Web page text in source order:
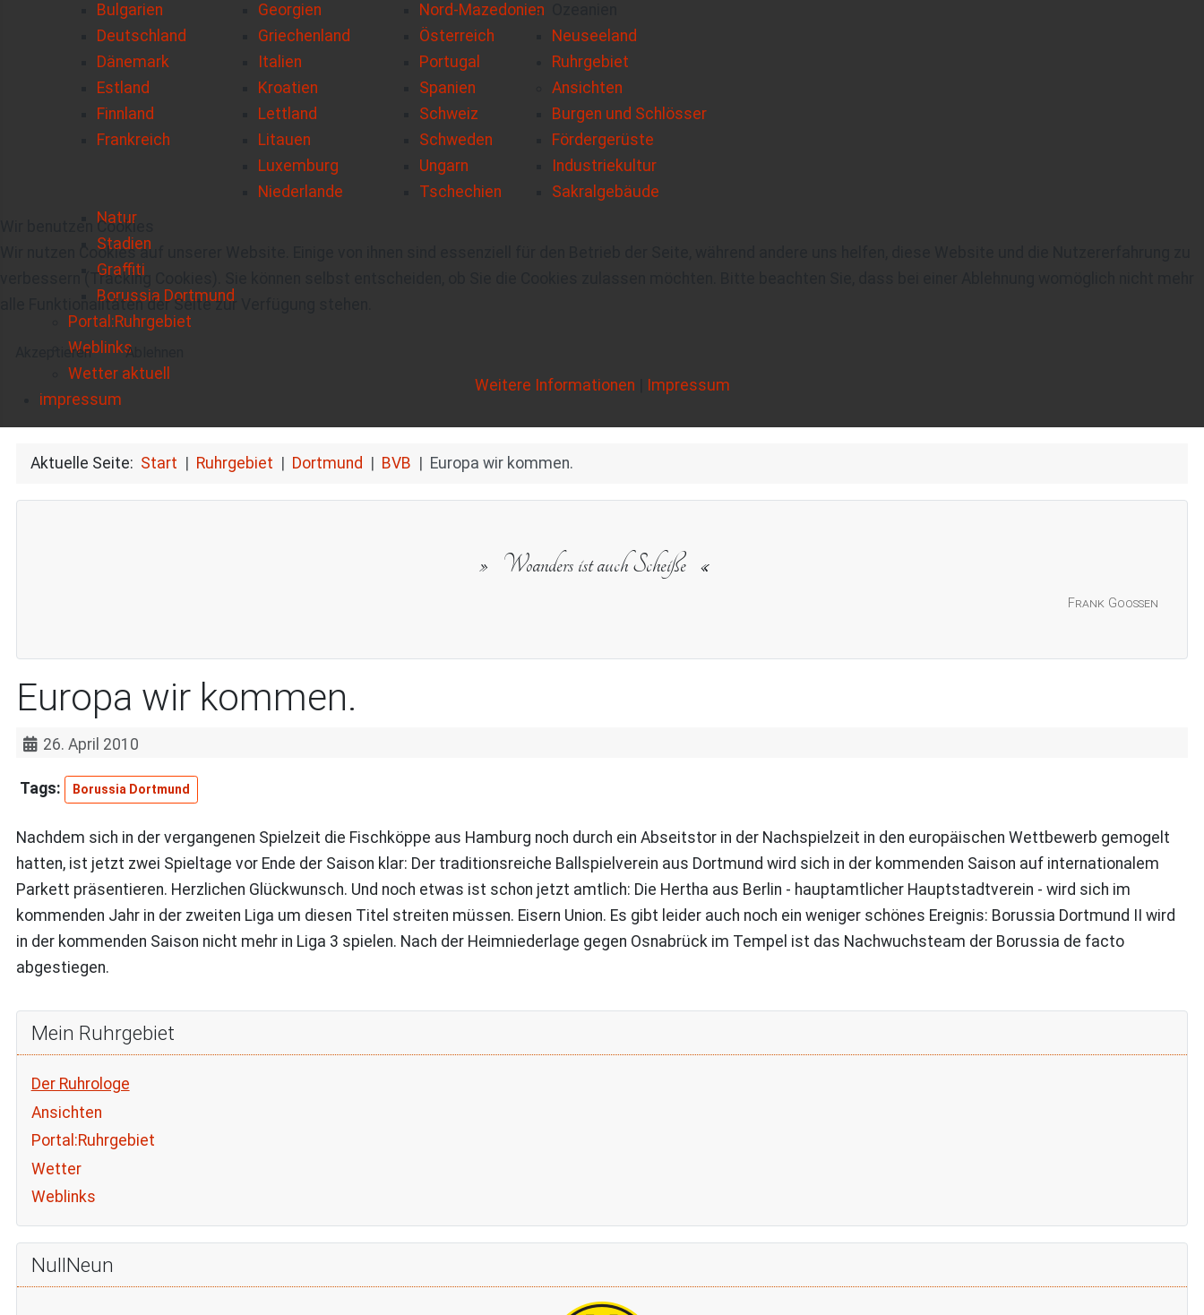
Bulgarien
Deutschland
Dänemark
Estland
Finnland
Frankreich
Georgien
Griechenland
Italien
Kroatien
Lettland
Litauen
Luxemburg
Niederlande
Nord-Mazedonien
Österreich
Portugal
Spanien
Schweiz
Schweden
Ungarn
Tschechien
Neuseeland
Ruhrgebiet
Ansichten
Burgen und Schlösser
Fördergerüste
Industriekultur
Sakralgebäude
Natur
Stadien
Graffiti
Borussia Dortmund
Portal:Ruhrgebiet
Weblinks
Wetter aktuell
impressum
Aktuelle Seite: Start Ruhrgebiet Dortmund BVB Europa wir kommen.
Frank Goossen
Woanders ist auch Scheiße
Europa wir kommen.
26. April 2010
Borussia Dortmund
Nachdem sich in der vergangenen Spielzeit die Fischköppe aus Hamburg noch durch ein Abseitstor in der Nachspielzeit in den europäischen Wettbewerb gemogelt
hatten, ist jetzt zwei Spieltage vor Ende der Saison klar: Der traditionsreiche Ballspielverein aus Dortmund wird sich in der kommenden Saison auf internationalem
Parkett präsentieren. Herzlichen Glückwunsch. Und noch etwas ist schon jetzt amtlich: Die Hertha aus Berlin - hauptamtlicher Hauptstadtverein - wird sich im
kommenden Jahr in der zweiten Liga um diesen Titel streiten müssen. Eisern Union. Es gibt leider auch noch ein weniger schönes Ereignis: Borussia Dortmund II wird
in der kommenden Saison nicht mehr in Liga 3 spielen. Nach der Heimniederlage gegen Osnabrück im Tempel ist das Nachwuchsteam der Borussia de facto
abgestiegen.
Mein Ruhrgebiet
Der Ruhrologe
Ansichten
Portal:Ruhrgebiet
Wetter
Weblinks
NullNeun
Wir benutzen Cookies
Wir nutzen Cookies auf unserer Website. Einige von ihnen sind essenziell für den Betrieb der Seite, während andere uns helfen, diese Website und die Nutzererfahrung zu
verbessern (Tracking Cookies). Sie können selbst entscheiden, ob Sie die Cookies zulassen möchten. Bitte beachten Sie, dass bei einer Ablehnung womöglich nicht mehr
alle Funktionalitäten der Seite zur Verfügung stehen.
Akzeptieren Ablehnen
Weitere Informationen Impressum